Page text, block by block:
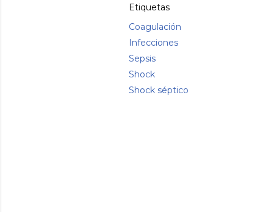
Etiquetas
Coagulación
Infecciones
Sepsis
Shock
Shock séptico